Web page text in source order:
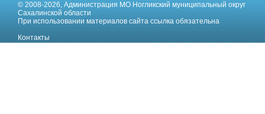
© 2008-2026,Администрация МО Ногликский муниципальный округ
Сахалинской области
При использовании материалов сайта ссылка обязательна
Контакты